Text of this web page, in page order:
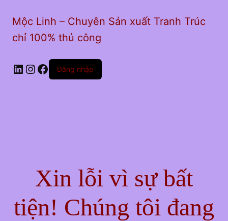
Mộc Linh – Chuyên Sản xuất Tranh Trúc
chỉ 100% thủ công
LinkedIn
Instagram
Facebook
Đăng nhập
Xin lỗi vì sự bất
tiện! Chúng tôi đang